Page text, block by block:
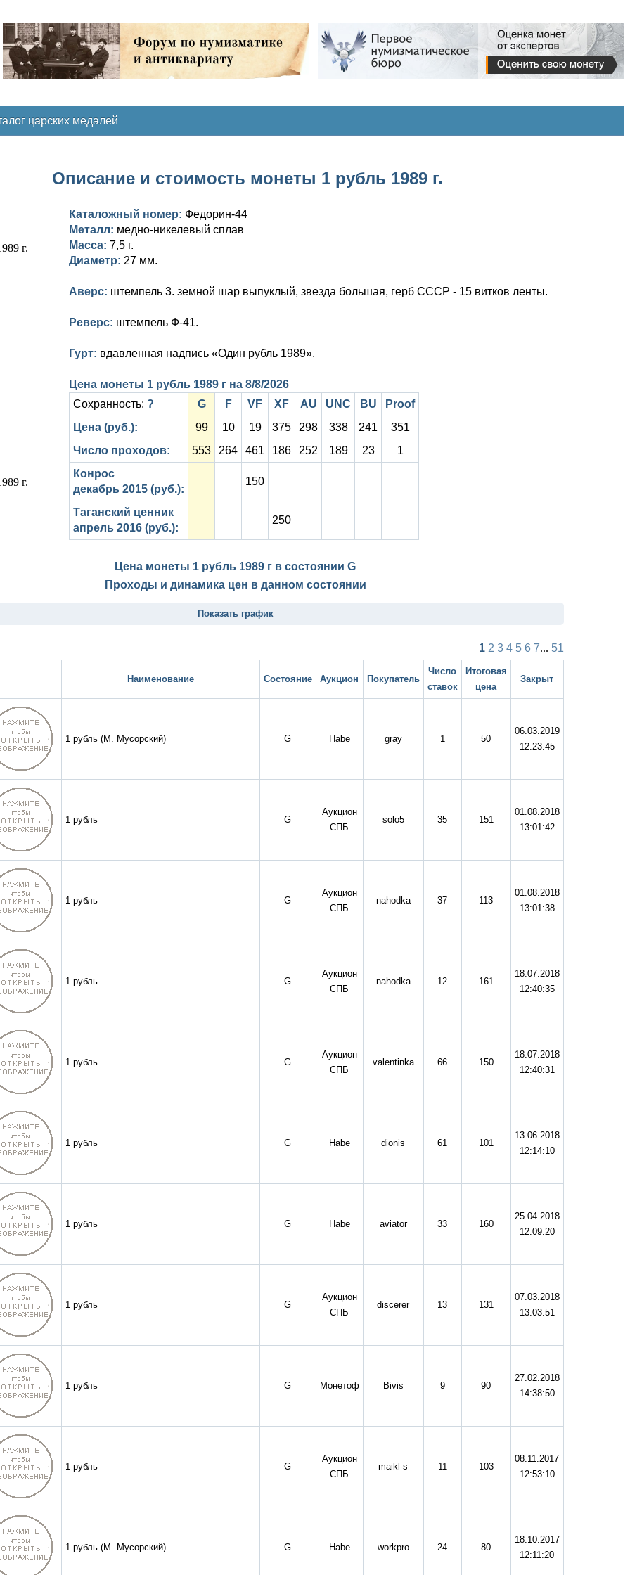
царских медалей
Описание и стоимость монеты 1 рубль 1989 г.
Каталожный номер: Федорин-44
Металл: медно-никелевый сплав
Масса: 7,5 г.
Диаметр: 27 мм.
Аверс: штемпель 3. земной шар выпуклый, звезда большая, герб СССР - 15 витков ленты.
Реверс: штемпель Ф-41.
Гурт: вдавленная надпись «Один рубль 1989».
Цена монеты 1 рубль 1989 г на 8/8/2026
Сохранность: ? G F VF XF AU UNC BU
Proof
Цена (руб.):
99 10 19 375 298 338 241
351
Число проходов:
553 264 461 186 252 189 23
1
Конрос
декабрь 2015 (руб.):
150
Таганский ценник
апрель 2016 (руб.):
250
Цена монеты 1 рубль 1989 г в состоянии G
Проходы и динамика цен в данном состоянии
Показать график
1 2 3 4 5 6 7... 51
Наименование Состояние Аукцион Покупатель
Число
ставок
Итоговая
цена
Закрыт
1 рубль (М. Мусорский) G Habe gray 1 50
06.03.2019
12:23:45
1 рубль G
Аукцион
СПБ
solo5 35 151
01.08.2018
13:01:42
1 рубль G
Аукцион
СПБ
nahodka 37 113
01.08.2018
13:01:38
1 рубль G
Аукцион
СПБ
nahodka 12 161
18.07.2018
12:40:35
1 рубль G
Аукцион
СПБ
valentinka 66 150
18.07.2018
12:40:31
1 рубль G Habe dionis 61 101
13.06.2018
12:14:10
1 рубль G Habe aviator 33 160
25.04.2018
12:09:20
1 рубль G
Аукцион
СПБ
discerer 13 131
07.03.2018
13:03:51
1 рубль G Монетоф Bivis 9 90
27.02.2018
14:38:50
1 рубль G
Аукцион
СПБ
maikl-s 11 103
08.11.2017
12:53:10
1 рубль (М. Мусорский) G Habe workpro 24 80
18.10.2017
12:11:20